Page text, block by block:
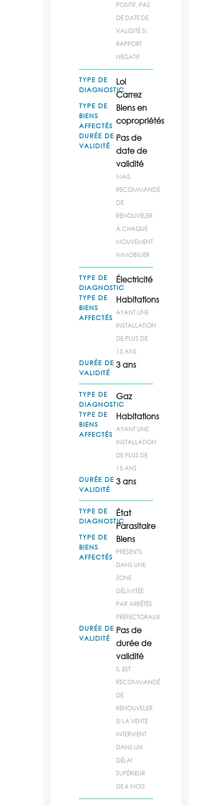
POSITIF. PAS
DE DATE DE
VALIDITÉ SI
RAPPORT
NÉGATIF
TYPE DE
DIAGNOSTIC
Loi
Carrez
TYPE DE
BIENS
AFFECTÉS
Biens en
copropriétés
DURÉE DE
VALIDITÉ
Pas de
date de
validité
MAIS
RECOMMANDÉ
DE
RENOUVELER
À CHAQUE
MOUVEMENT
IMMOBILIER
TYPE DE
DIAGNOSTIC
Électricité
TYPE DE
BIENS
AFFECTÉS
Habitations
AYANT UNE
INSTALLATION
DE PLUS DE
15 ANS
DURÉE DE
VALIDITÉ
3 ans
TYPE DE
DIAGNOSTIC
Gaz
TYPE DE
BIENS
AFFECTÉS
Habitations
AYANT UNE
INSTALLATION
DE PLUS DE
15 ANS
DURÉE DE
VALIDITÉ
3 ans
TYPE DE
DIAGNOSTIC
État
Parasitaire
TYPE DE
BIENS
AFFECTÉS
Biens
PRÉSENTS
DANS UNE
ZONE
DÉLIMITÉE
PAR ARRÊTÉS
PRÉFECTORAUX
DURÉE DE
VALIDITÉ
Pas de
durée de
validité
IL EST
RECOMMANDÉ
DE
RENOUVELER
SI LA VENTE
INTERVIENT
DANS UN
DÉLAI
SUPÉRIEUR
DE 6 MOIS